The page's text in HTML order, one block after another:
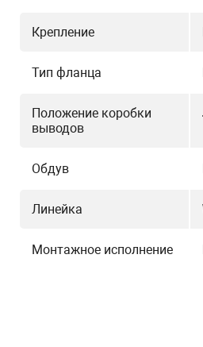
Крепление
Тип фланца
Положение коробки
выводов
Обдув
Линейка
Монтажное исполнение